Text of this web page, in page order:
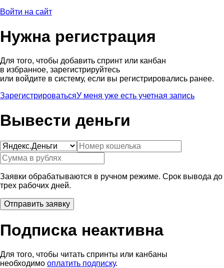
Войти на сайт
Нужна регистрация
Для того, чтобы добавить спринт или канбан
в избранное, зарегистрируйтесь
или войдите в систему, если вы регистрировались ранее.
ЗарегистрироватьсяУ меня уже есть учетная запись
Вывести деньги
Заявки обрабатываются в ручном режиме. Срок вывода до
трех рабочих дней.
Подписка неактивна
Для того, чтобы читать спринты или канбаны
необходимо оплатить подписку.